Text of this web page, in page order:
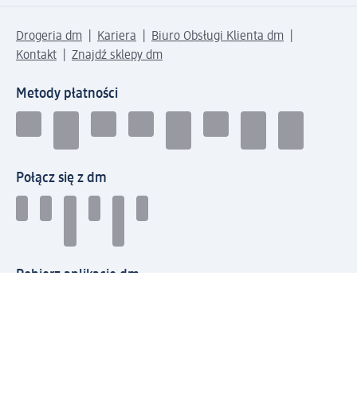
Drogeria dm Kariera
Biuro Obsługi Klienta dm
Kontakt
Znajdź sklepy dm
Metody płatności
Połącz się z dm
Pobierz aplikację dm: